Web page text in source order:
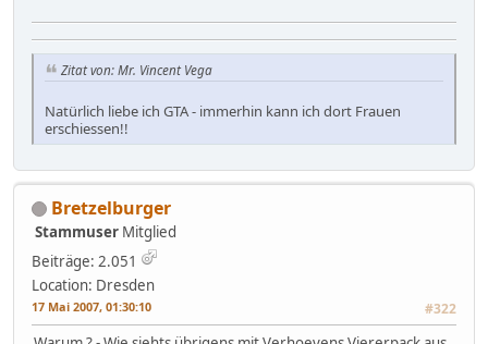
Zitat von: Mr. Vincent Vega
Natürlich liebe ich GTA - immerhin kann ich dort Frauen
erschiessen!!
Bretzelburger
Stammuser Mitglied
Beiträge: 2.051
Location: Dresden
17 Mai 2007, 01:30:10 #322